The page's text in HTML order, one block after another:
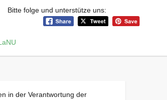
Bitte folge und unterstütze uns:
in der Verantwortung der